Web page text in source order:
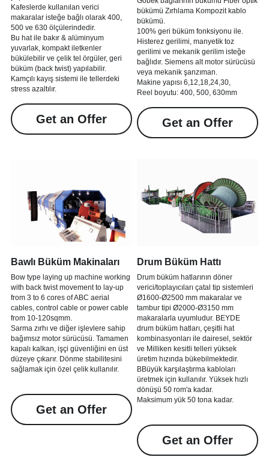
Kafeslerde kullanılan verici
makaralar isteğe bağlı olarak 400,
500 ve 630 ölçülerindedir.
Bu hat ile bakır & alüminyum
yuvarlak, kompakt iletkenler
bükülebilir ve çelik tel örgüler, geri
büküm (back twist) yapılabilir.
Kamçılı kayış sistemi ile tellerdeki
stress azaltılır.
Get an Offer
bükümü Zırhlama Kompozit kablo
bükümü.
100% geri büküm fonksiyonu ile.
Histerez gerilimi, manyetik toz
gerilimi ve mekanik gerilim isteğe
bağlıdır. Siemens alt motor sürücüsü
veya mekanik şanzıman.
Makine yapısı 6,12,18,24,30,
Reel boyutu: 400, 500, 630mm
Get an Offer
Bawlı Büküm Makinaları
Bow type laying up machine working
with back twist movement to lay-up
from 3 to 6 cores of ABC aerial
cables, control cable or power cable
from 10-120sqmm.
Sarma zırhı ve diğer işlevlere sahip
bağımsız motor sürücüsü. Tamamen
kapalı kalkan, işçi güvenliğini en üst
düzeye çıkarır. Dönme stabilitesini
sağlamak için özel çelik kullanılır.
Get an Offer
Drum Büküm Hattı
Drum büküm hatlarının döner
verici/toplayıcıları çatal tip sistemleri
Ø1600-Ø2500 mm makaralar ve
tambur tipi Ø2000-Ø3150 mm
makaralarla uyumludur. BEYDE
drum büküm hatları, çeşitli hat
kombinasyonları ile dairesel, sektör
ve Milliken kesitli telleri yüksek
üretim hızında bükebilmektedir.
BBüyük karşılaştırma kabloları
üretmek için kullanılır. Yüksek hızlı
dönüşü 50 rom'a kadar.
Maksimum yük 50 tona kadar.
Get an Offer